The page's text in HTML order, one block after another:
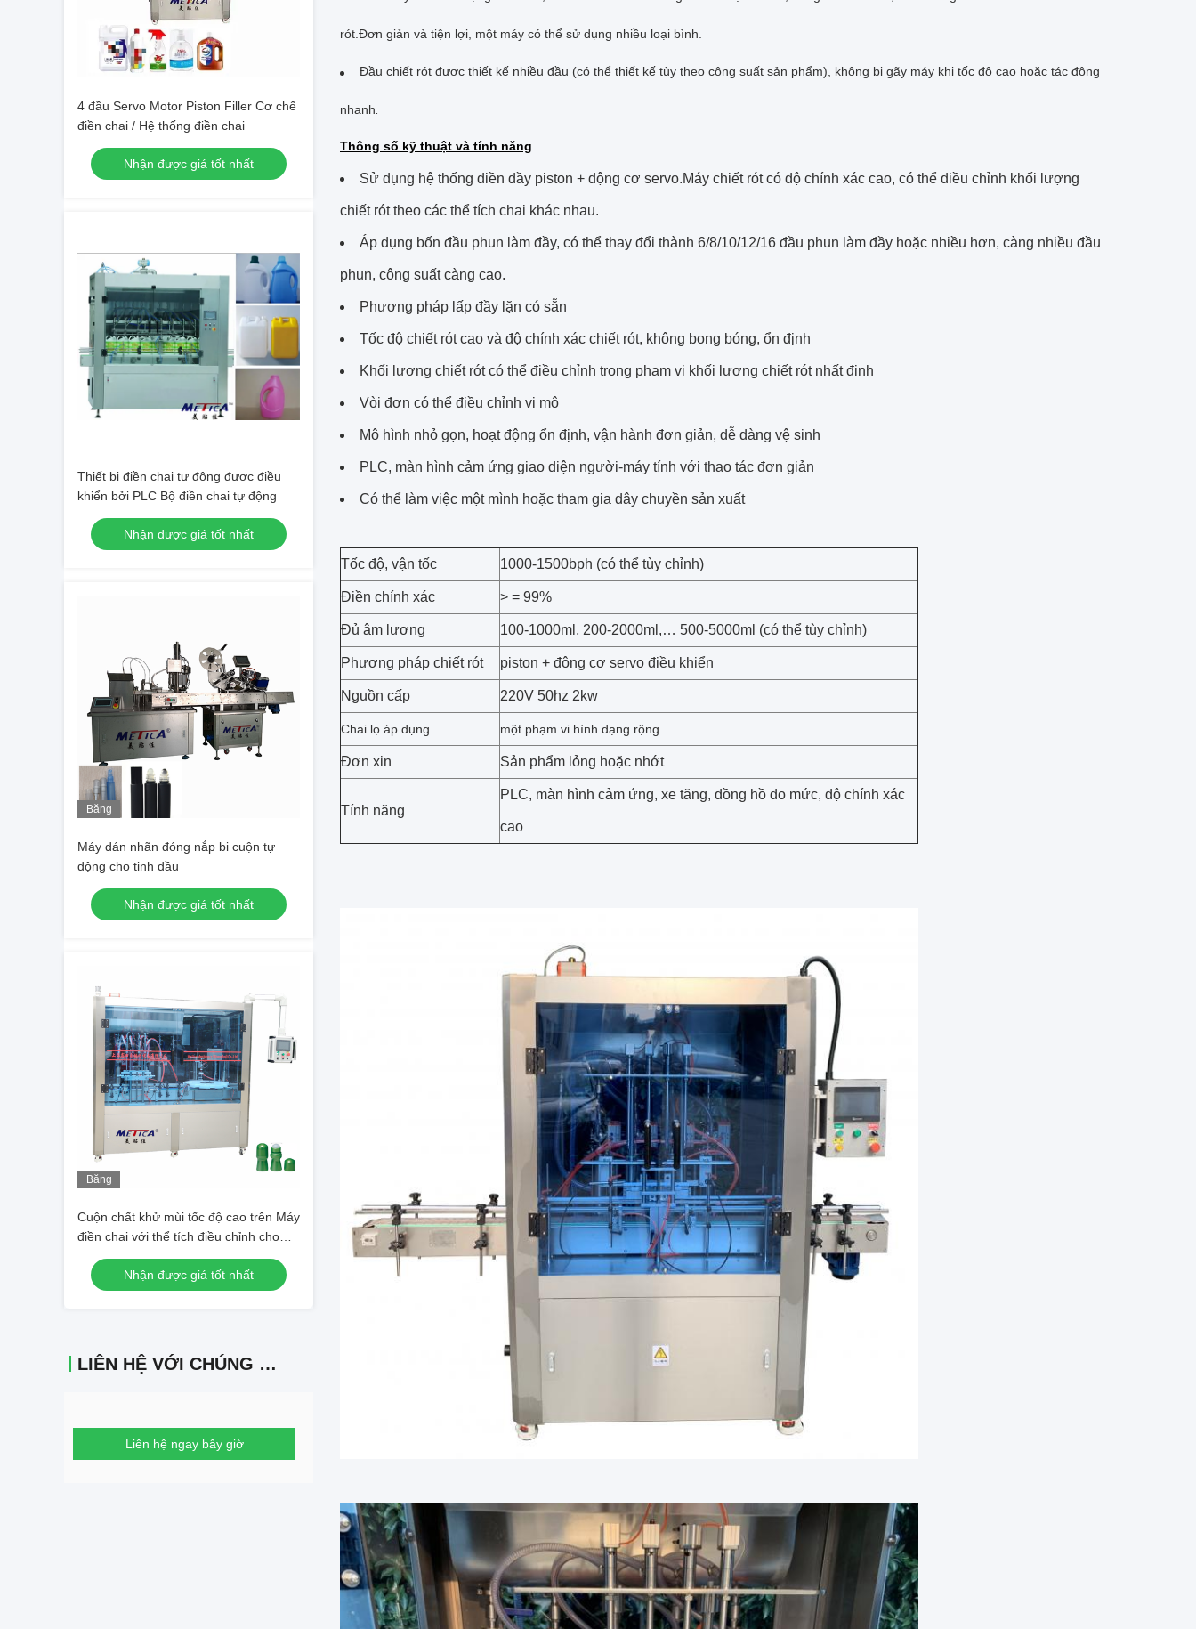
4 đầu Servo Motor Piston Filler Cơ chế
điền chai / Hệ thống điền chai
Nhận được giá tốt nhất
Thiết bị điền chai tự động được điều
khiển bởi PLC Bộ điền chai tự động
Nhận được giá tốt nhất
Băng
Máy dán nhãn đóng nắp bi cuộn tự
động cho tinh dầu
Nhận được giá tốt nhất
Băng
Cuộn chất khử mùi tốc độ cao trên Máy
điền chai với thể tích điều chỉnh cho
thiết bị điền chai lỏng
Nhận được giá tốt nhất
LIÊN HỆ VỚI CHÚNG TÔI
Liên hệ ngay bây giờ
rót.Đơn giản và tiện lợi, một máy có thể sử dụng nhiều loại bình.
Đầu chiết rót được thiết kế nhiều đầu (có thể thiết kế tùy theo công suất sản phẩm), không bị gãy máy khi tốc độ cao hoặc tác động
nhanh
Thông số kỹ thuật và tính năng
Sử dụng hệ thống điền đầy piston + động cơ servo.Máy chiết rót có độ chính xác cao, có thể điều chỉnh khối lượng
chiết rót theo các thể tích chai khác nhau.
Áp dụng bốn đầu phun làm đầy, có thể thay đổi thành 6/8/10/12/16 đầu phun làm đầy hoặc nhiều hơn, càng nhiều đầu
phun, công suất càng cao.
Phương pháp lấp đầy lặn có sẵn
Tốc độ chiết rót cao và độ chính xác chiết rót, không bong bóng, ổn định
Khối lượng chiết rót có thể điều chỉnh trong phạm vi khối lượng chiết rót nhất định
Vòi đơn có thể điều chỉnh vi mô
Mô hình nhỏ gọn, hoạt động ổn định, vận hành đơn giản, dễ dàng vệ sinh
PLC, màn hình cảm ứng giao diện người-máy tính với thao tác đơn giản
Có thể làm việc một mình hoặc tham gia dây chuyền sản xuất
Tốc độ, vận tốc 1000-1500bph (có thể tùy chỉnh)
Điền chính xác > = 99%
Đủ âm lượng 100-1000ml, 200-2000ml,… 500-5000ml (có thể tùy chỉnh)
Phương pháp chiết rót piston + động cơ servo điều khiển
Nguồn cấp 220V 50hz 2kw
Chai lọ áp dụng một phạm vi hình dạng rộng
Đơn xin Sản phẩm lỏng hoặc nhớt
Tính năng
PLC, màn hình cảm ứng, xe tăng, đồng hồ đo mức, độ chính xác
cao